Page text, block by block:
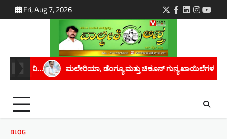
to
Fri, Aug 7, 2026 Twitter
Facebook
LinkedIn
ಮತ್ತು ಚಿಕೂನ್ ಗುನ್ಯ ಖಾಯಿಲೆಗಳನ್ನು ತಡೆಗಟ್ಟಲು ಡಿಎಚ್‌ಒ ಅವರಿಂದ
BLOG